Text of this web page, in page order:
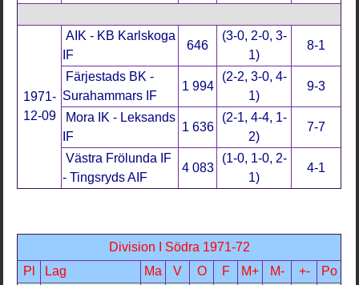
1971-
12-09
AIK - KB Karlskoga
IF
646
(3-0, 2-0, 3-
1)
8-1
Färjestads BK -
Surahammars IF
1 994
(2-2, 3-0, 4-
1)
9-3
Mora IK - Leksands
IF
1 636
(2-1, 4-4, 1-
2)
7-7
Västra Frölunda IF
- Tingsryds AIF
4 083
(1-0, 1-0, 2-
1)
4-1
Division I Södra 1971-72
Pl
Lag Ma V O F M+ M- +- Po